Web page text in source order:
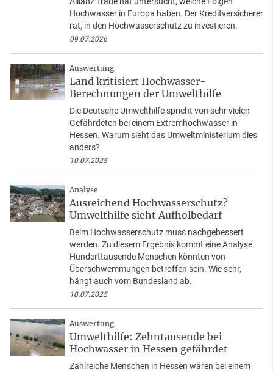
Hochwasser in Europa haben. Der Kreditversicherer
rät, in den Hochwasserschutz zu investieren.
09.07.2026
Auswertung
Land kritisiert Hochwasser-
Berechnungen der Umwelthilfe
Die Deutsche Umwelthilfe spricht von sehr vielen
Gefährdeten bei einem Extremhochwasser in
Hessen. Warum sieht das Umweltministerium dies
anders?
10.07.2025
Analyse
Ausreichend Hochwasserschutz?
Umwelthilfe sieht Aufholbedarf
Beim Hochwasserschutz muss nachgebessert
werden. Zu diesem Ergebnis kommt eine Analyse.
Hunderttausende Menschen könnten von
Überschwemmungen betroffen sein. Wie sehr,
hängt auch vom Bundesland ab.
10.07.2025
Auswertung
Umwelthilfe: Zehntausende bei
Hochwasser in Hessen gefährdet
Zahlreiche Menschen in Hessen wären bei einem